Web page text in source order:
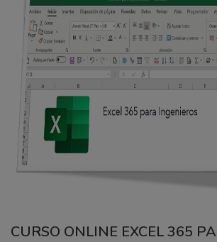
CURSO ONLINE EXCEL 365